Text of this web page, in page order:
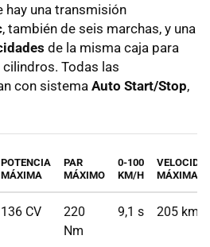
hay una transmisión
, también de seis marchas, y una
de la misma caja para
Todas las
con sistema Auto Start/Stop,
POTENCIA
MÁXIMA
PAR
MÁXIMO
0-100
KM/H
MÁXIMA
136 CV
220
Nm
9,1 s 205 km/